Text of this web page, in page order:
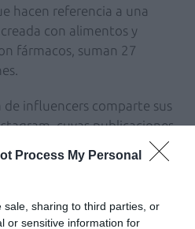
Process My Personal
sale, sharing to third parties, or
or sensitive information for
hacen referencia a una
con alimentos y
fármacos, suman 27
de influencers comparte sus
cuyas publicaciones
de rastrear», advierte Carlos
Las
entre una población
sin ningún espíritu